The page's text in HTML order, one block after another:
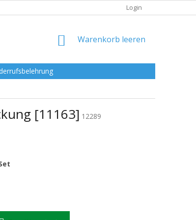
Login
WARENKORB
Warenkorb leeren
[11163] 12289